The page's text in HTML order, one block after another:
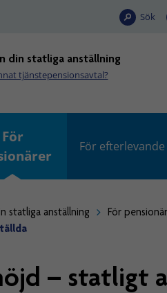
Sök
din statliga anställning
tjänstepensionsavtal?
För
För efterlevande
statliga anställning För
– statligt